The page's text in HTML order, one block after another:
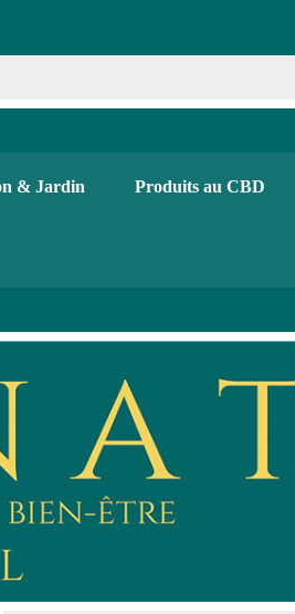
français Bio
& Jardin Produits au CBD